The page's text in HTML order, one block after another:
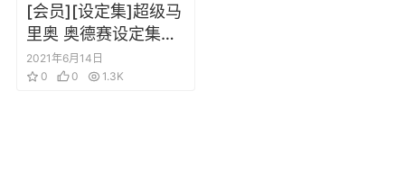
[会员][设定集]超级马
里奥 奥德赛设定集游
戏设定集 Super
Mario Odyssey
2021年6月14日
0
0 1.3K